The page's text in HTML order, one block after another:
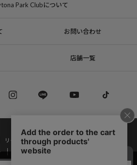
Park Clubについて
お問い合わせ
店舗一覧
リクルート
サステナブルマークについて
特定商取引法・古物営業法に基づく表記